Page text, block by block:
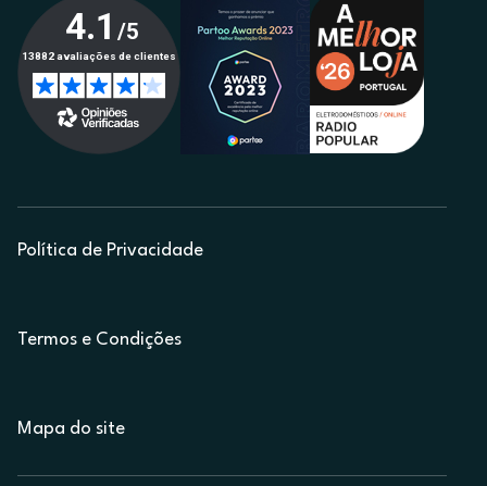
Política de Privacidade
Termos e Condições
Mapa do site